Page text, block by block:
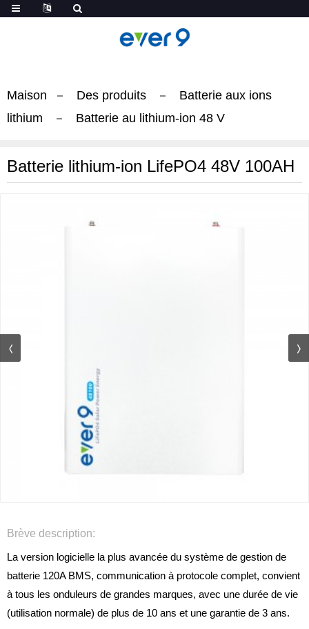
Maison Des produits
Batterie aux ions
lithium
Batterie au lithium-ion 48 V
Batterie lithium-ion LifePO4 48V 100AH
Brève description:
La version logicielle la plus avancée du système de gestion de
batterie 120A BMS, communication à protocole complet, convient
à tous les onduleurs de grandes marques, avec une durée de vie
(utilisation normale) de plus de 10 ans et une garantie de 3 ans.